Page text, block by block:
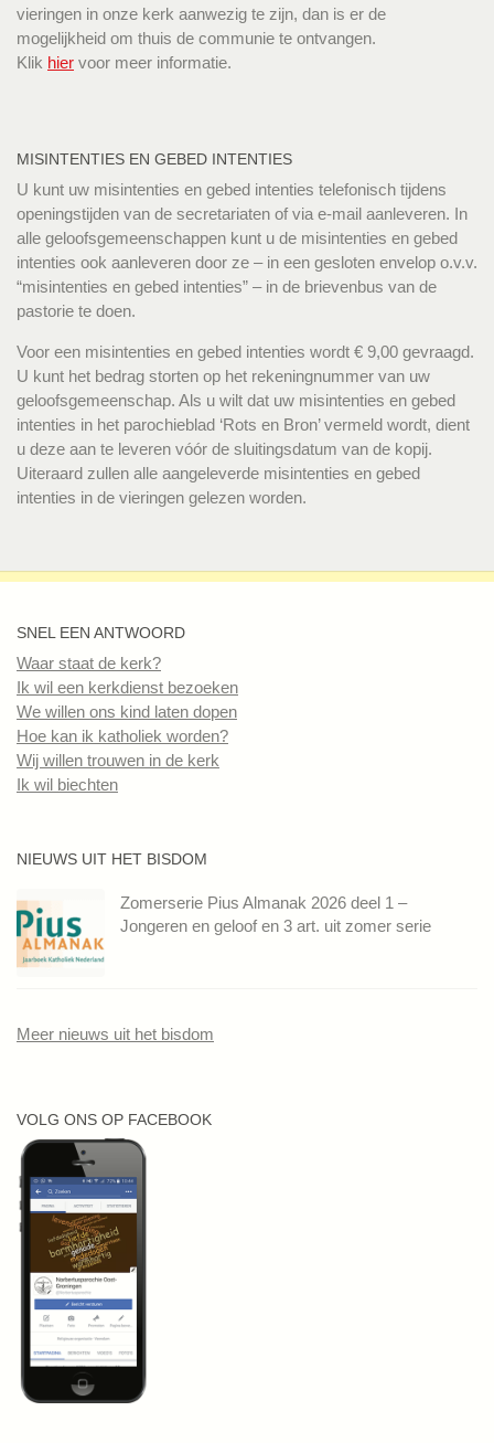
vieringen in onze kerk aanwezig te zijn, dan is er de
mogelijkheid om thuis de communie te ontvangen.
Klik hier voor meer informatie.
MISINTENTIES EN GEBED INTENTIES
U kunt uw misintenties en gebed intenties telefonisch tijdens
openingstijden van de secretariaten of via e-mail aanleveren. In
alle geloofsgemeenschappen kunt u de misintenties en gebed
intenties ook aanleveren door ze – in een gesloten envelop o.v.v.
“misintenties en gebed intenties” – in de brievenbus van de
pastorie te doen.
Voor een misintenties en gebed intenties wordt € 9,00 gevraagd.
U kunt het bedrag storten op het rekeningnummer van uw
geloofsgemeenschap. Als u wilt dat uw misintenties en gebed
intenties in het parochieblad ‘Rots en Bron’ vermeld wordt, dient
u deze aan te leveren vóór de sluitingsdatum van de kopij.
Uiteraard zullen alle aangeleverde misintenties en gebed
intenties in de vieringen gelezen worden.
SNEL EEN ANTWOORD
Waar staat de kerk?
Ik wil een kerkdienst bezoeken
We willen ons kind laten dopen
Hoe kan ik katholiek worden?
Wij willen trouwen in de kerk
Ik wil biechten
NIEUWS UIT HET BISDOM
Zomerserie Pius Almanak 2026 deel 1 –
Jongeren en geloof en 3 art. uit zomer serie
Meer nieuws uit het bisdom
VOLG ONS OP FACEBOOK